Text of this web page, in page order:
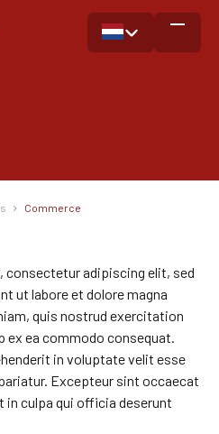
Commerce
consectetur adipiscing elit, sed
ut labore et dolore magna
quis nostrud exercitation
ex ea commodo consequat.
in voluptate velit esse
Excepteur sint occaecat
culpa qui officia deserunt